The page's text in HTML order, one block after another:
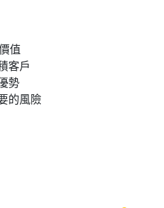
值
客戶
勢
的風險